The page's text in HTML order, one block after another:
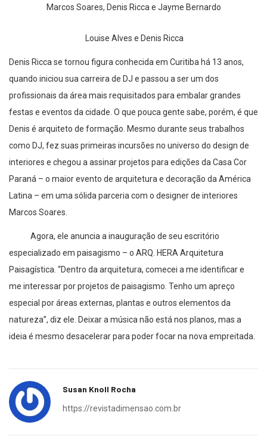
Marcos Soares, Denis Ricca e Jayme Bernardo
Louise Alves e Denis Ricca
Denis Ricca se tornou figura conhecida em Curitiba há 13 anos,
quando iniciou sua carreira de DJ e passou a ser um dos
profissionais da área mais requisitados para embalar grandes
festas e eventos da cidade. O que pouca gente sabe, porém, é que
Denis é arquiteto de formação. Mesmo durante seus trabalhos
como DJ, fez suas primeiras incursões no universo do design de
interiores e chegou a assinar projetos para edições da Casa Cor
Paraná – o maior evento de arquitetura e decoração da América
Latina – em uma sólida parceria com o designer de interiores
Marcos Soares.
Agora, ele anuncia a inauguração de seu escritório
especializado em paisagismo – o ARQ. HERA Arquitetura
Paisagística. “Dentro da arquitetura, comecei a me identificar e
me interessar por projetos de paisagismo. Tenho um apreço
especial por áreas externas, plantas e outros elementos da
natureza”, diz ele. Deixar a música não está nos planos, mas a
ideia é mesmo desacelerar para poder focar na nova empreitada.
Susan Knoll Rocha
https://revistadimensao.com.br